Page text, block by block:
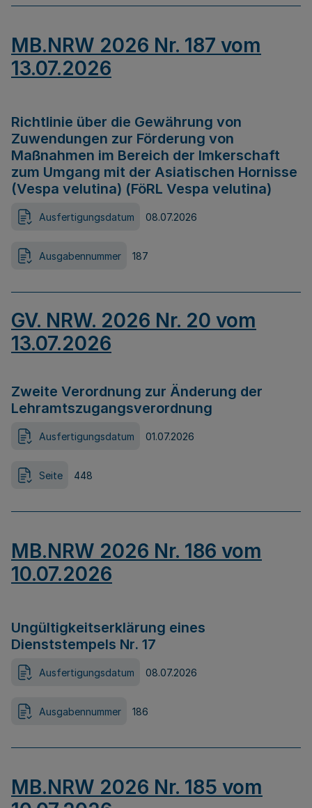
MB.NRW 2026 Nr. 187 vom
13.07.2026
Richtlinie über die Gewährung von
Zuwendungen zur Förderung von
Maßnahmen im Bereich der Imkerschaft
zum Umgang mit der Asiatischen Hornisse
(Vespa velutina) (FöRL Vespa velutina)
Ausfertigungsdatum 08.07.2026
Ausgabennummer 187
GV. NRW. 2026 Nr. 20 vom
13.07.2026
Zweite Verordnung zur Änderung der
Lehramtszugangsverordnung
Ausfertigungsdatum 01.07.2026
Seite 448
MB.NRW 2026 Nr. 186 vom
10.07.2026
Ungültigkeitserklärung eines
Dienststempels Nr. 17
Ausfertigungsdatum 08.07.2026
Ausgabennummer 186
MB.NRW 2026 Nr. 185 vom